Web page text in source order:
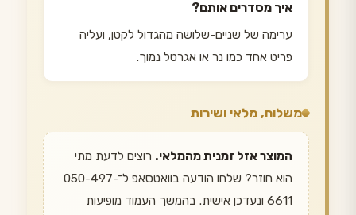
איך מסדרים אותם?
ערימה של שניים-שלושה מהגדול לקטן, ועליה
פריט אחד כמו נר או אגרטל נמוך.
משלוח, מלאי ושירות
המוצר אזל זמנית מהמלאי. רוצים לדעת מתי
הוא חוזר? שלחו הודעה בוואטסאפ ל־050-497-
6611 ונעדכן אישית. בהמשך העמוד מופיעות